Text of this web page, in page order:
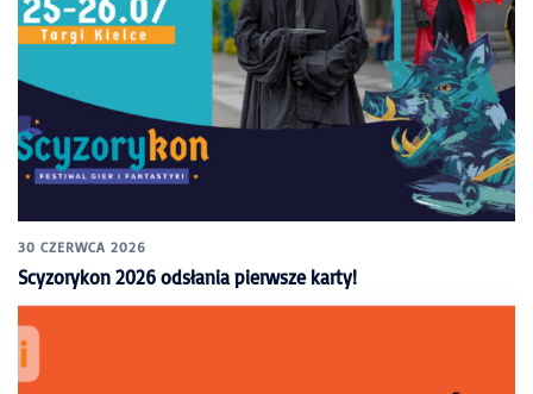
30 CZERWCA 2026
Scyzorykon 2026 odsłania pierwsze karty!